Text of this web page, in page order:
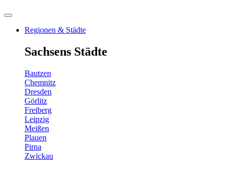
Regionen & Städte
Sachsens Städte
Bautzen
Chemnitz
Dresden
Görlitz
Freiberg
Leipzig
Meißen
Plauen
Pirna
Zwickau